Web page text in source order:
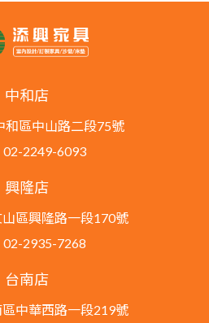
中和店
和區中山路二段75號
02-2249-6093
興隆店
區興隆路一段170號
02-2935-7268
台南店
中華西路一段219號